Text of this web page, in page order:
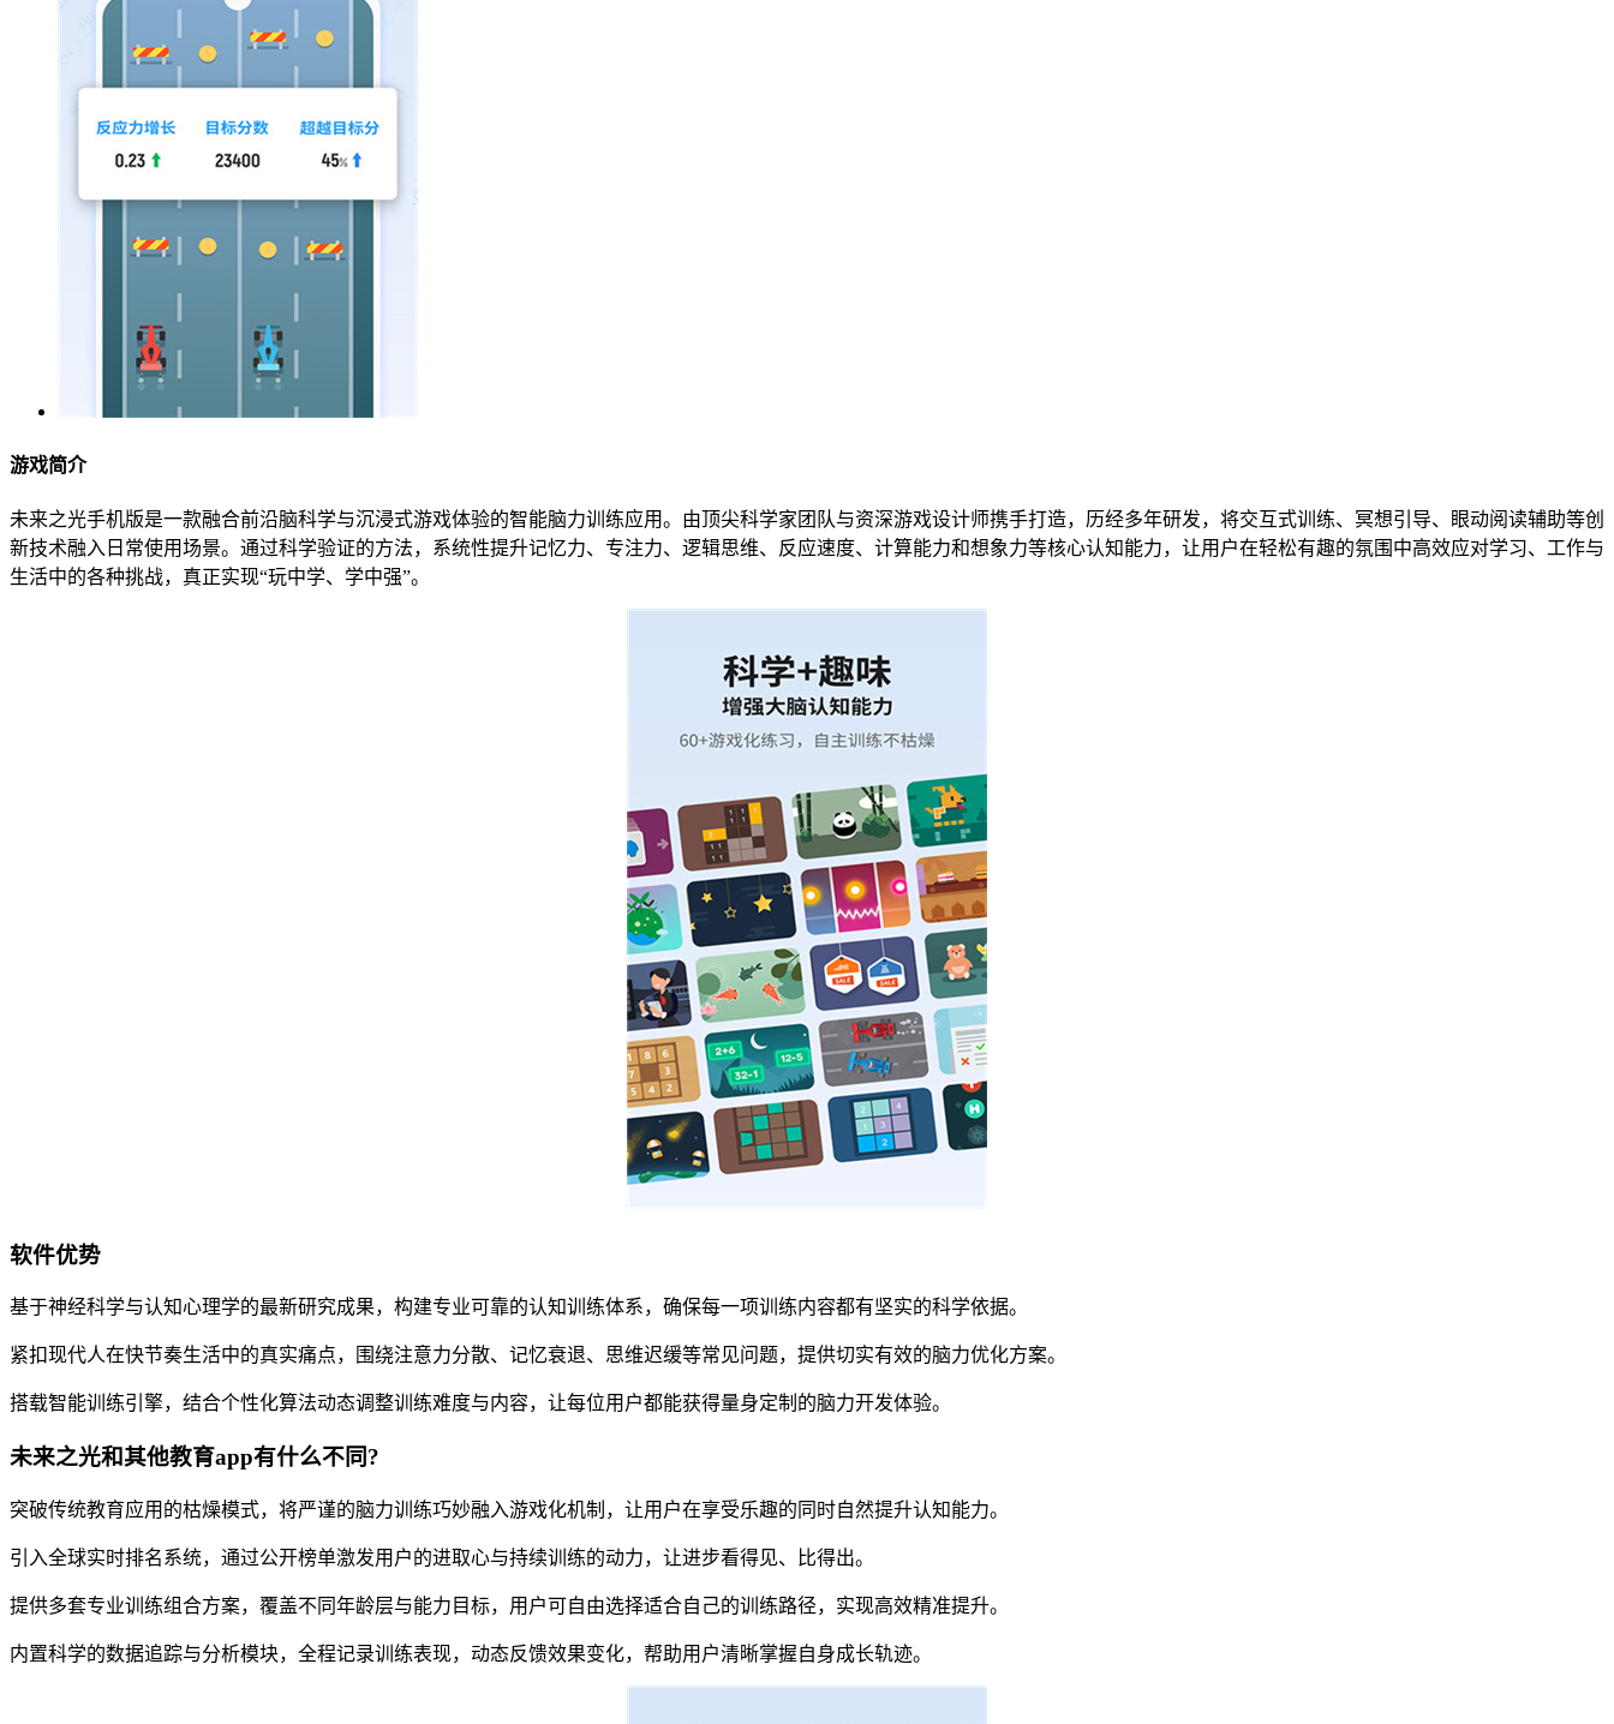
游戏简介
未来之光手机版是一款融合前沿脑科学与沉浸式游戏体验的智能脑力训练应用。由顶尖科学家团队与资深游戏设计师携手打造，历经多年研发，将交互式训练、冥想引导、眼动阅读辅助等创
新技术融入日常使用场景。通过科学验证的方法，系统性提升记忆力、专注力、逻辑思维、反应速度、计算能力和想象力等核心认知能力，让用户在轻松有趣的氛围中高效应对学习、工作与
生活中的各种挑战，真正实现“玩中学、学中强”。
软件优势
基于神经科学与认知心理学的最新研究成果，构建专业可靠的认知训练体系，确保每一项训练内容都有坚实的科学依据。
紧扣现代人在快节奏生活中的真实痛点，围绕注意力分散、记忆衰退、思维迟缓等常见问题，提供切实有效的脑力优化方案。
搭载智能训练引擎，结合个性化算法动态调整训练难度与内容，让每位用户都能获得量身定制的脑力开发体验。
未来之光和其他教育app有什么不同?
突破传统教育应用的枯燥模式，将严谨的脑力训练巧妙融入游戏化机制，让用户在享受乐趣的同时自然提升认知能力。
引入全球实时排名系统，通过公开榜单激发用户的进取心与持续训练的动力，让进步看得见、比得出。
提供多套专业训练组合方案，覆盖不同年龄层与能力目标，用户可自由选择适合自己的训练路径，实现高效精准提升。
内置科学的数据追踪与分析模块，全程记录训练表现，动态反馈效果变化，帮助用户清晰掌握自身成长轨迹。